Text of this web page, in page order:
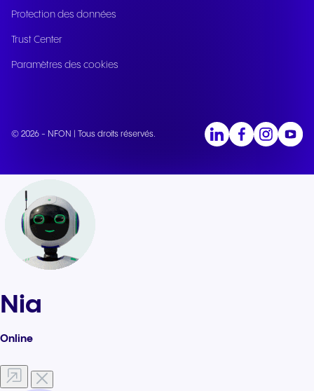
Protection des données
Trust Center
Paramètres des cookies
© 2026 - NFON | Tous droits réservés.